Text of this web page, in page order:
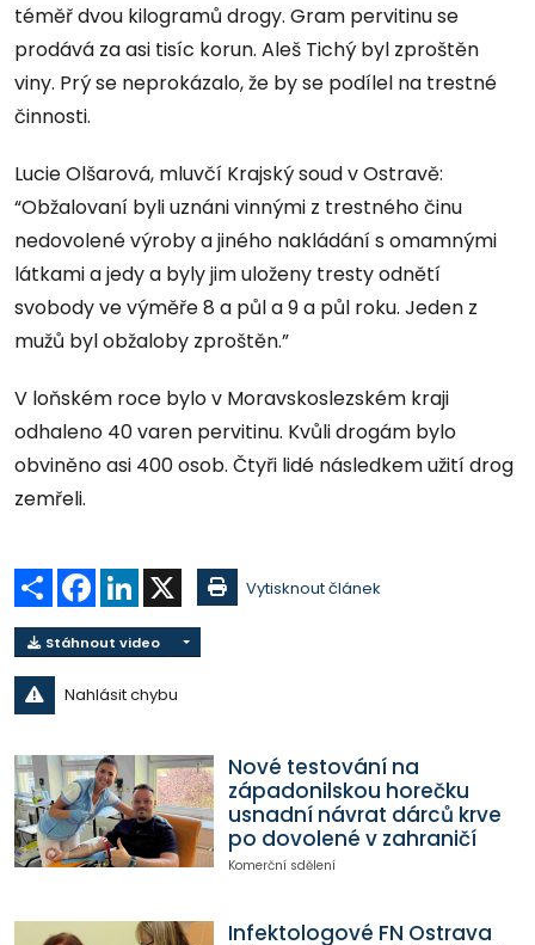
téměř dvou kilogramů drogy. Gram pervitinu se
prodává za asi tisíc korun. Aleš Tichý byl zproštěn
viny. Prý se neprokázalo, že by se podílel na trestné
činnosti.
Lucie Olšarová, mluvčí Krajský soud v Ostravě:
“Obžalovaní byli uznáni vinnými z trestného činu
nedovolené výroby a jiného nakládání s omamnými
látkami a jedy a byly jim uloženy tresty odnětí
svobody ve výměře 8 a půl a 9 a půl roku. Jeden z
mužů byl obžaloby zproštěn.”
V loňském roce bylo v Moravskoslezském kraji
odhaleno 40 varen pervitinu. Kvůli drogám bylo
obviněno asi 400 osob. Čtyři lidé následkem užití drog
zemřeli.
Sdílet Facebook
LinkedIn Vytisknout článek
Stáhnout video
Nahlásit chybu
Nové testování na
západonilskou horečku
usnadní návrat dárců krve
po dovolené v zahraničí
Komerční sdělení
Infektologové FN Ostrava